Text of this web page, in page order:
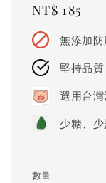
Regular
price
NT$ 185
無添加
堅持品
選用台
少糖、
數量